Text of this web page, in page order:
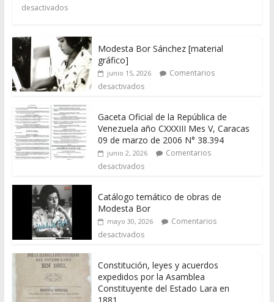
desactivados
Modesta Bor Sánchez [material
gráfico]
junio 15, 2026
Comentarios
desactivados
Gaceta Oficial de la República de
Venezuela año CXXXIII Mes V, Caracas
09 de marzo de 2006 N° 38.394
junio 2, 2026
Comentarios
desactivados
Catálogo temático de obras de
Modesta Bor
mayo 30, 2026
Comentarios
desactivados
Constitución, leyes y acuerdos
expedidos por la Asamblea
Constituyente del Estado Lara en